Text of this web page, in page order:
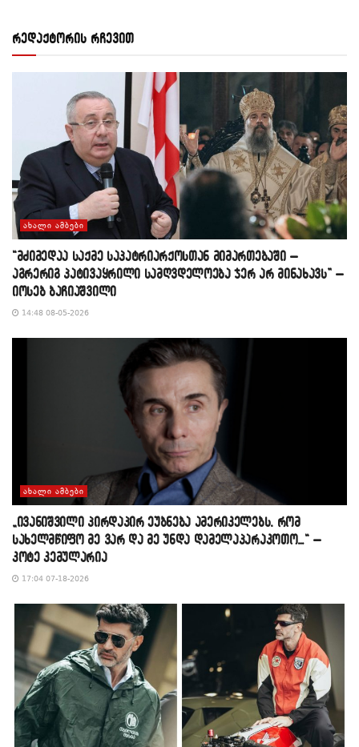
რედაქტორის რჩევით
ᲐᲮᲐᲚᲘ ᲐᲛᲑᲔᲑᲘ
“მძიმედაა საქმე საპატრიარქოსთან მიმართებაში –
აგრერიგ პატივაყრილი სამღვდელოება ჯერ არ მინახავს” –
იოსებ ბაჩიაშვილი
14:48 08-05-2026
ᲐᲮᲐᲚᲘ ᲐᲛᲑᲔᲑᲘ
„ივანიშვილი პირდაპირ ეუბნება ამერიკელებს, რომ
სახელმწიფო მე ვარ და მე უნდა დამელაპარაკოთო…“ –
კოტე კემულარია
17:04 07-18-2026